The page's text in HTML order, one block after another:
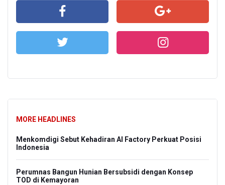
MORE HEADLINES
Menkomdigi Sebut Kehadiran AI Factory Perkuat Posisi
Indonesia
Perumnas Bangun Hunian Bersubsidi dengan Konsep
TOD di Kemayoran